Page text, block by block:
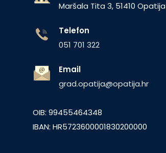
Maršala Tita 3, 51410 Opatija
Telefon
051 701 322
Email
grad.opatija@opatija.hr
OIB: 99455464348
IBAN: HR5723600001830200000